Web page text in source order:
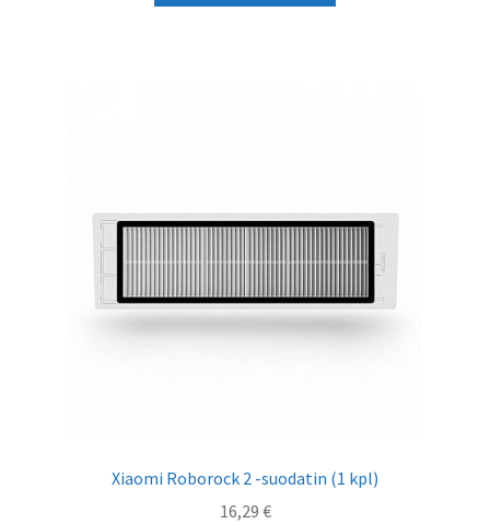
Xiaomi Roborock 2 -suodatin (1 kpl)
16,29 €